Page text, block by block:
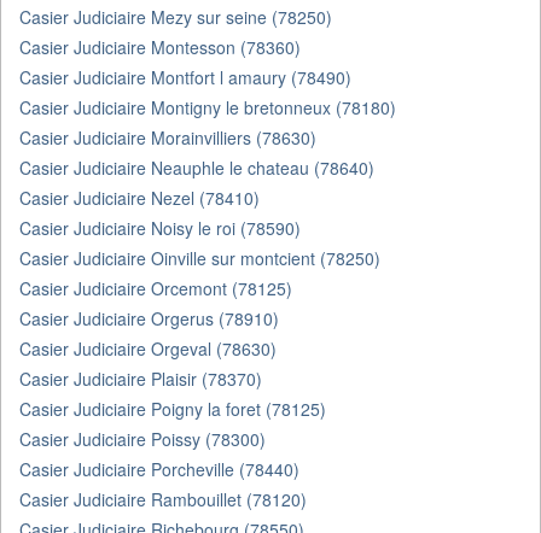
Casier Judiciaire Mezy sur seine (78250)
Casier Judiciaire Montesson (78360)
Casier Judiciaire Montfort l amaury (78490)
Casier Judiciaire Montigny le bretonneux (78180)
Casier Judiciaire Morainvilliers (78630)
Casier Judiciaire Neauphle le chateau (78640)
Casier Judiciaire Nezel (78410)
Casier Judiciaire Noisy le roi (78590)
Casier Judiciaire Oinville sur montcient (78250)
Casier Judiciaire Orcemont (78125)
Casier Judiciaire Orgerus (78910)
Casier Judiciaire Orgeval (78630)
Casier Judiciaire Plaisir (78370)
Casier Judiciaire Poigny la foret (78125)
Casier Judiciaire Poissy (78300)
Casier Judiciaire Porcheville (78440)
Casier Judiciaire Rambouillet (78120)